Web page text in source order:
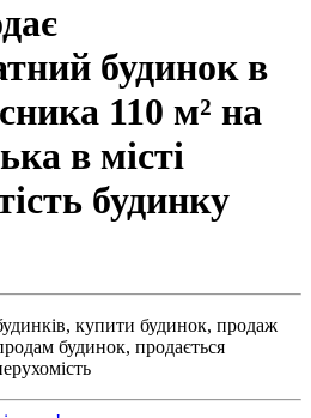
будинок в
110 м² на
в місті
будинку
купити будинок, продаж
будинок, продається